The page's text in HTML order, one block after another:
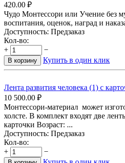
420.00 ₽
Чудо Монтессори или Учение без
воспитания, оценок, наград и
Доступность: Предзаказ
Кол-во:
+
−
В корзину Купить в один клик
Лента развития человека (1) с
10 500.00 ₽
Монтессори-материал может
холсте. В комплект входят две
карточки Возраст: ...
Доступность: Предзаказ
Кол-во:
+
−